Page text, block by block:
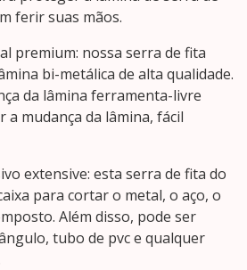
ferir suas mãos.
premium: nossa serra de fita
bi-metálica de alta qualidade.
da lâmina ferramenta-livre
mudança da lâmina, fácil
extensive: esta serra de fita do
para cortar o metal, o aço, o
Além disso, pode ser
tubo de pvc e qualquer